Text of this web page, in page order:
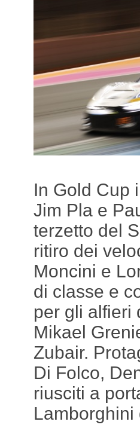
In Gold Cup
Jim Pla e
terzetto del
ritiro dei
Moncini e
di classe e
per gli alfieri
Mikael
Zubair.
Di Folco,
riusciti a